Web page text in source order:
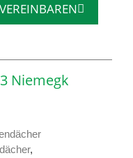
Niemegk
,